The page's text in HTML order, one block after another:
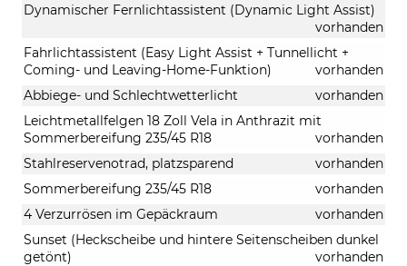
Dynamischer Fernlichtassistent (Dynamic Light Assist)
vorhanden
Fahrlichtassistent (Easy Light Assist + Tunnellicht +
Coming- und Leaving-Home-Funktion)
vorhanden
Abbiege- und Schlechtwetterlicht
vorhanden
Leichtmetallfelgen 18 Zoll Vela in Anthrazit mit
Sommerbereifung 235/45 R18
vorhanden
Stahlreservenotrad, platzsparend
vorhanden
Sommerbereifung 235/45 R18
vorhanden
4 Verzurrösen im Gepäckraum
vorhanden
Sunset (Heckscheibe und hintere Seitenscheiben dunkel
getönt)
vorhanden